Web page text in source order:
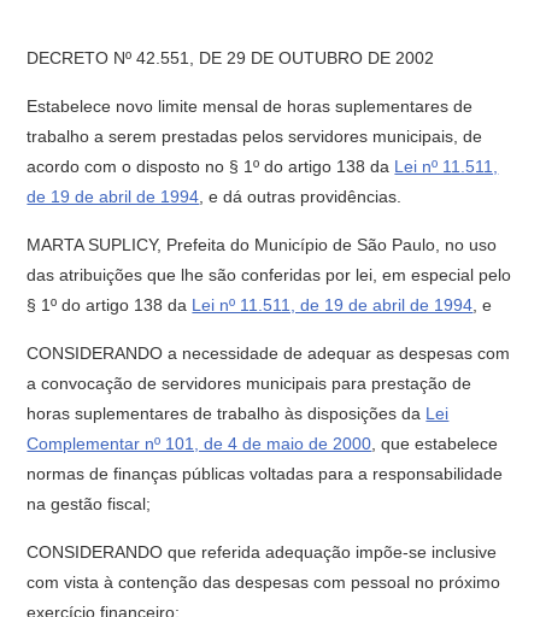
DECRETO Nº 42.551, DE 29 DE OUTUBRO DE 2002
Estabelece novo limite mensal de horas suplementares de
trabalho a serem prestadas pelos servidores municipais, de
acordo com o disposto no § 1º do artigo 138 da Lei nº 11.511,
de 19 de abril de 1994 , e dá outras providências.
MARTA SUPLICY, Prefeita do Município de São Paulo, no uso
das atribuições que lhe são conferidas por lei, em especial pelo
§ 1º do artigo 138 da Lei nº 11.511, de 19 de abril de 1994 , e
CONSIDERANDO a necessidade de adequar as despesas com
a convocação de servidores municipais para prestação de
horas suplementares de trabalho às disposições da Lei
Complementar nº 101, de 4 de maio de 2000 , que estabelece
normas de finanças públicas voltadas para a responsabilidade
na gestão fiscal;
CONSIDERANDO que referida adequação impõe-se inclusive
com vista à contenção das despesas com pessoal no próximo
exercício financeiro;